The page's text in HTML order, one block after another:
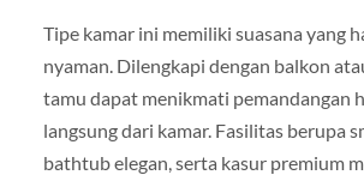
Tipe kamar ini memiliki suasana yang
nyaman. Dilengkapi dengan balkon
tamu dapat menikmati pemandangan
langsung dari kamar. Fasilitas berupa
bathtub elegan, serta kasur premium